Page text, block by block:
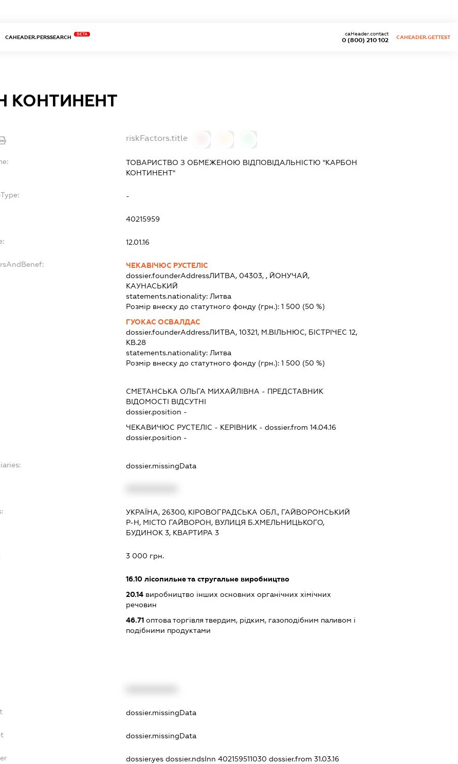
CAHEADER.PERSSEARCH
BETA
0 (800) 210 102
caHeader.contact
CAHEADER.GETTEST
КОНТИНЕНТ
riskFactors.title
ТОВАРИСТВО З ОБМЕЖЕНОЮ ВІДПОВІДАЛЬНІСТЮ "КАРБОН
КОНТИНЕНТ"
-
40215959
12.01.16
ЧЕКАВІЧЮС РУСТЕЛІС
dossier.founderAddressЛИТВА, 04303, , ЙОНУЧАЙ,
КАУНАСЬКИЙ
statements.nationality: Литва
Розмір внеску до статутного фонду (грн.): 1 500 (50 %)
ГУОКАС ОСВАЛДАС
dossier.founderAddressЛИТВА, 10321, М.ВІЛЬНЮС, БІСТРІЧЕС 12,
КВ.28
statements.nationality: Литва
Розмір внеску до статутного фонду (грн.): 1 500 (50 %)
СМЕТАНСЬКА ОЛЬГА МИХАЙЛІВНА - ПРЕДСТАВНИК
ВІДОМОСТІ ВІДСУТНІ
dossier.position -
ЧЕКАВИЧЮС РУСТЕЛІС - КЕРІВНИК - dossier.from 14.04.16
dossier.position -
dossier.missingData
УКРАЇНА, 26300, КІРОВОГРАДСЬКА ОБЛ., ГАЙВОРОНСЬКИЙ
Р-Н, МІСТО ГАЙВОРОН, ВУЛИЦЯ Б.ХМЕЛЬНИЦЬКОГО,
БУДИНОК 3, КВАРТИРА 3
3 000 грн.
16.10лісопильне та стругальне виробництво
20.14виробництво інших основних органічних хімічних
речовин
46.71оптова торгівля твердим, рідким, газоподібним паливом і
подібними продуктами
dossier.missingData
dossier.missingData
dossier.yes dossier.ndsInn 402159511030 dossier.from 31.03.16